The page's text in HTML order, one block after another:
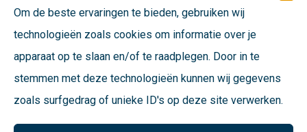
Om de beste ervaringen te bieden, gebruiken wij
technologieën zoals cookies om informatie over je
apparaat op te slaan en/of te raadplegen. Door in te
stemmen met deze technologieën kunnen wij gegevens
zoals surfgedrag of unieke ID's op deze site verwerken.